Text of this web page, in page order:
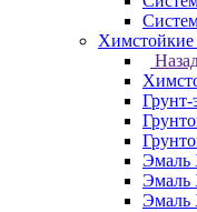
Эмаль
Эмаль
Эмаль